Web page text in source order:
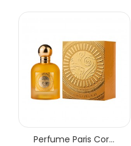
Perfume Paris Corner Emir Mango Punch EDP Unissex 100ml